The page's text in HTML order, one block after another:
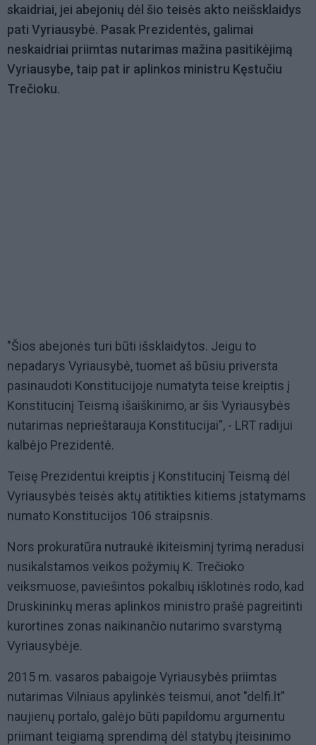
skaidriai, jei abejonių dėl šio teisės akto neišsklaidys
pati Vyriausybė. Pasak Prezidentės, galimai
neskaidriai priimtas nutarimas mažina pasitikėjimą
Vyriausybe, taip pat ir aplinkos ministru Kęstučiu
Trečioku.
"Šios abejonės turi būti išsklaidytos. Jeigu to
nepadarys Vyriausybė, tuomet aš būsiu priversta
pasinaudoti Konstitucijoje numatyta teise kreiptis į
Konstitucinį Teismą išaiškinimo, ar šis Vyriausybės
nutarimas neprieštarauja Konstitucijai", - LRT radijui
kalbėjo Prezidentė.
Teisę Prezidentui kreiptis į Konstitucinį Teismą dėl
Vyriausybės teisės aktų atitikties kitiems įstatymams
numato Konstitucijos 106 straipsnis.
Nors prokuratūra nutraukė ikiteisminį tyrimą neradusi
nusikalstamos veikos požymių K. Trečioko
veiksmuose, paviešintos pokalbių išklotinės rodo, kad
Druskininkų meras aplinkos ministro prašė pagreitinti
kurortines zonas naikinančio nutarimo svarstymą
Vyriausybėje.
2015 m. vasaros pabaigoje Vyriausybės priimtas
nutarimas Vilniaus apylinkės teismui, anot "delfi.lt"
naujienų portalo, galėjo būti papildomu argumentu
priimant teigiamą sprendimą dėl statybų įteisinimo